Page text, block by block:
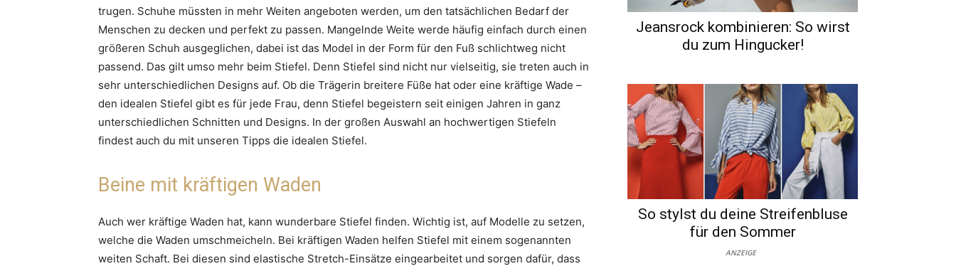
trugen. Schuhe müssten in mehr Weiten angeboten werden, um den tatsächlichen Bedarf der
Menschen zu decken und perfekt zu passen. Mangelnde Weite werde häufig einfach durch einen
größeren Schuh ausgeglichen, dabei ist das Model in der Form für den Fuß schlichtweg nicht
passend. Das gilt umso mehr beim Stiefel. Denn Stiefel sind nicht nur vielseitig, sie treten auch in
sehr unterschiedlichen Designs auf. Ob die Trägerin breitere Füße hat oder eine kräftige Wade –
den idealen Stiefel gibt es für jede Frau, denn Stiefel begeistern seit einigen Jahren in ganz
unterschiedlichen Schnitten und Designs. In der großen Auswahl an hochwertigen Stiefeln
findest auch du mit unseren Tipps die idealen Stiefel.
Beine mit kräftigen Waden
Auch wer kräftige Waden hat, kann wunderbare Stiefel finden. Wichtig ist, auf Modelle zu setzen,
welche die Waden umschmeicheln. Bei kräftigen Waden helfen Stiefel mit einem sogenannten
weiten Schaft. Bei diesen sind elastische Stretch-Einsätze eingearbeitet und sorgen dafür, dass
Jeansrock kombinieren: So wirst
du zum Hingucker!
So stylst du deine Streifenbluse
für den Sommer
ANZEIGE